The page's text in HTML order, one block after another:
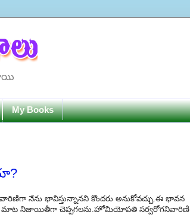
My Books
నేను భావిస్తున్నానని కొందరు అనుకోవచ్చు.ఈ భావన
మాట నిజాయితీగా చెప్పగలను.హోమియోపతి సర్వరోగనివారిణి